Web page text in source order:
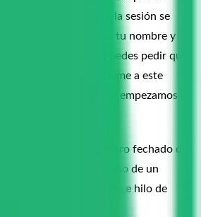
crédito; con menos, la sesión se
personales: guardo tu nombre y
las clases (RGPD). Puedes pedir que
momento escribiéndome a este
Con tu confirmación empezamos el
pero crea un registro fechado de
En el hipotético caso de un
una cancelación, ese hilo de
más sólido.